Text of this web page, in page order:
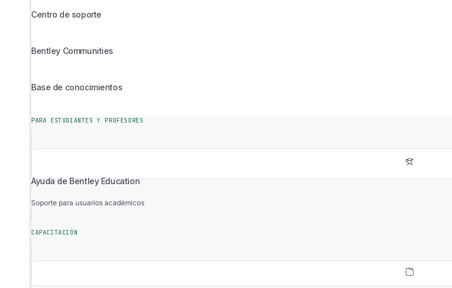
Centro de soporte
Bentley Communities
Base de conocimientos
PARA ESTUDIANTES Y PROFESORES
Ayuda de Bentley Education
Soporte para usuarios académicos
CAPACITACIÓN